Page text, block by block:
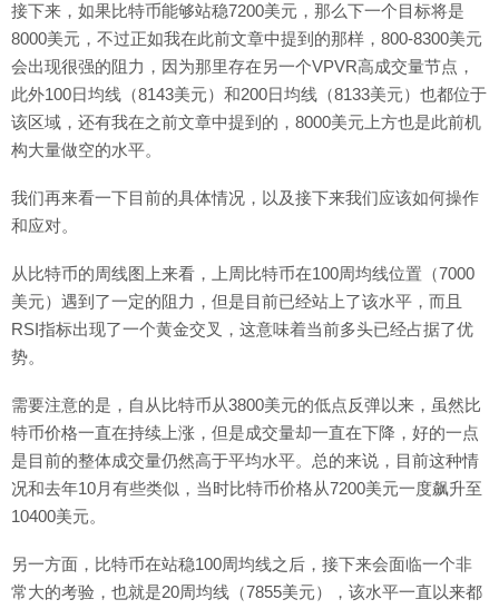
接下来，如果比特币能够站稳7200美元，那么下一个目标将是
8000美元，不过正如我在此前文章中提到的那样，800-8300美元
会出现很强的阻力，因为那里存在另一个VPVR高成交量节点，
此外100日均线（8143美元）和200日均线（8133美元）也都位于
该区域，还有我在之前文章中提到的，8000美元上方也是此前机
构大量做空的水平。
我们再来看一下目前的具体情况，以及接下来我们应该如何操作
和应对。
从比特币的周线图上来看，上周比特币在100周均线位置（7000
美元）遇到了一定的阻力，但是目前已经站上了该水平，而且
RSI指标出现了一个黄金交叉，这意味着当前多头已经占据了优
势。
需要注意的是，自从比特币从3800美元的低点反弹以来，虽然比
特币价格一直在持续上涨，但是成交量却一直在下降，好的一点
是目前的整体成交量仍然高于平均水平。总的来说，目前这种情
况和去年10月有些类似，当时比特币价格从7200美元一度飙升至
10400美元。
另一方面，比特币在站稳100周均线之后，接下来会面临一个非
常大的考验，也就是20周均线（7855美元），该水平一直以来都